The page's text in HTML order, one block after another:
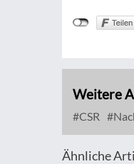
Weitere
CSR
Ähnliche